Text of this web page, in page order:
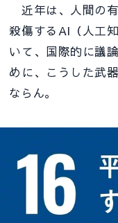
近年は、人間の
殺傷するAI（人工
いて、国際的に議
めに、こうした武
ならん。